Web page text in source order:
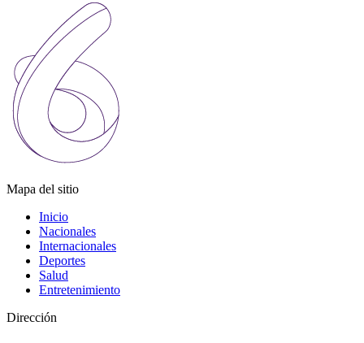
Mapa del sitio
Inicio
Nacionales
Internacionales
Deportes
Salud
Entretenimiento
Dirección